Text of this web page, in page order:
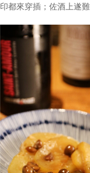
印都來穿插；佐酒上遂